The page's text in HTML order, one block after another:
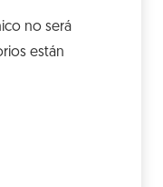
no será
están